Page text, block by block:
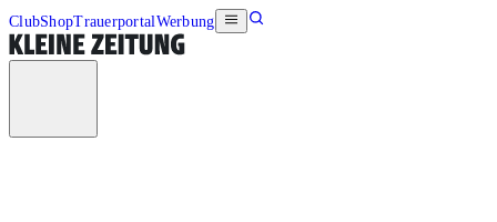
ClubShopTrauerportalWerbung